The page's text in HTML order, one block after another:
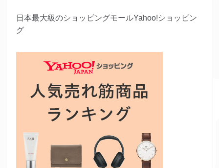
日本最大級のショッピングモールYahoo!ショッピン
グ